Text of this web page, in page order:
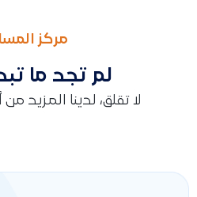
مركز
لم تجد ما
لا تقلق، لدينا المزيد